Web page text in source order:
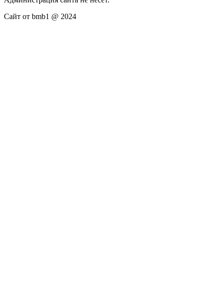
Сайт от bmb1 @ 2024